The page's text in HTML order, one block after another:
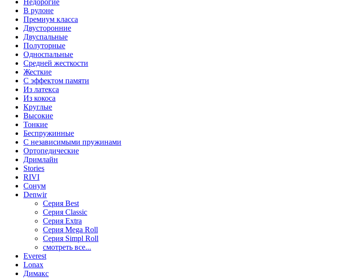
Недорогие
В рулоне
Премиум класса
Двусторонние
Двуспальные
Полуторные
Односпальные
Средней жесткости
Жесткие
С эффектом памяти
Из латекса
Из кокоса
Круглые
Высокие
Тонкие
Беспружинные
С независимыми пружинами
Ортопедические
Дримлайн
Stories
RIVI
Сонум
Denwir
Серия Best
Серия Classic
Серия Extra
Серия Mega Roll
Серия Simpl Roll
смотреть все...
Everest
Lonax
Димакс